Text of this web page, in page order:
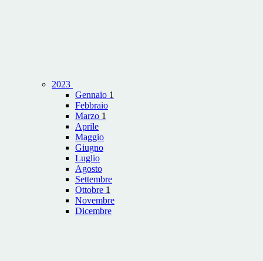
2023
Gennaio 1
Febbraio
Marzo 1
Aprile
Maggio
Giugno
Luglio
Agosto
Settembre
Ottobre 1
Novembre
Dicembre